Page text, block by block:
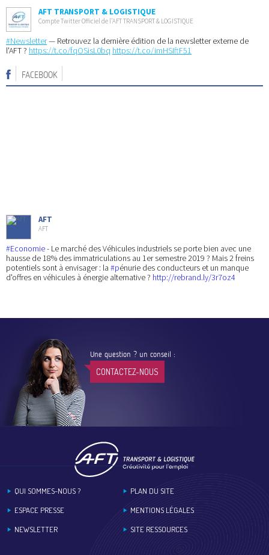
AFT TRANSPORT & LOGISTIQUE
Compte Twitter Officiel de l’AFT TRANSPORT & LOGISTIQUE
#Newsletter— Retrouvez la dernière édition de la newsletter externe de
l'AFT ? https://t.co/fqOSisL0bq https://t.co/imHSIftF51
FACEBOOK
AFT
AFT
#Economie- Le marché des Véhicules industriels se porte bien avec une
hausse de 18% des immatriculations au 1er semestre 2019 ? Mais 2 freins
potentiels sont à envisager : la #pénurie des conducteurs et un manque
d'offres en véhicules à énergie alternative ? http://rebrand.ly/3r7oz4
Une question ? un conseil :
CONTACTEZ-NOUS
QUI SOMMES-NOUS ?
ESPACE PRESSE
NEWSLETTER
PLAN DU SITE
MENTIONS LÉGALES
SITE RESSOURCES